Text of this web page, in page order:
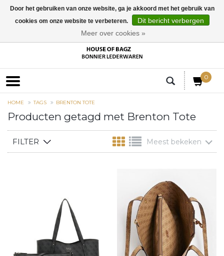
0
HOME TAGS BRENTON TOTE
Producten getagd met Brenton Tote
FILTER Meest bekeken
Door het gebruiken van onze website, ga je akkoord met het gebruik van
cookies om onze website te verbeteren.
Dit bericht verbergen
Meer over cookies »